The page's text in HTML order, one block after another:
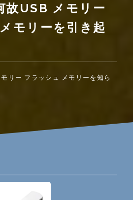
故USB メモリー
モリーを引き起
リー フラッシュ メモリーを知ら